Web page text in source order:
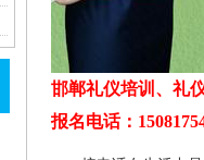
邯郸礼仪培训、礼
报名电话：